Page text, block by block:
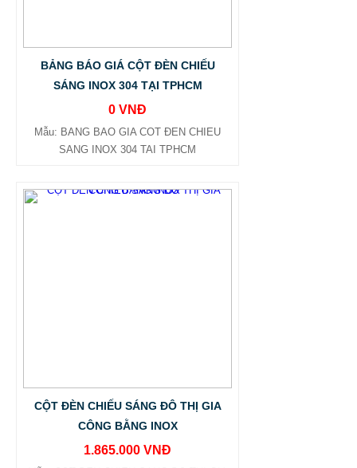
BẢNG BÁO GIÁ CỘT ĐÈN CHIẾU
SÁNG INOX 304 TẠI TPHCM
0 VNĐ
Mẫu: BANG BAO GIA COT ĐEN CHIEU
SANG INOX 304 TAI TPHCM
CỘT ĐÈN CHIẾU SÁNG ĐÔ THỊ GIA
CÔNG BẰNG INOX
1.865.000 VNĐ